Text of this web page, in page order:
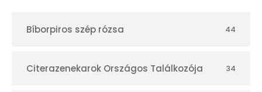
r
Bíborpiros szép rózsa 44
Citerazenekarok Országos Találkozója 34